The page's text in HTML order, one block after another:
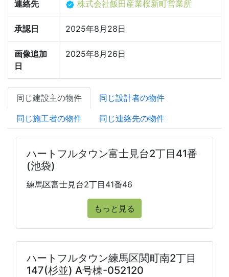
連絡先 株式会社飯田産業桜新町営業所
承認日 2025年8月28日
画像追加
日
2025年8月26日
同じ建設主の物件
同じ設計者の物件
同じ施工者の物件
同じ連絡先の物件
ハートフルタウン富士見台2丁目41番
(池袋)
練馬区富士見台2丁目41番46
もっと見る
ハートフルタウン練馬区関町南2丁目
147(杉並) A号棟-052120